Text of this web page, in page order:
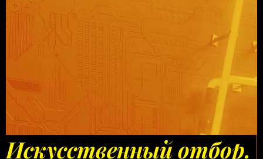
Искусственный отбор.